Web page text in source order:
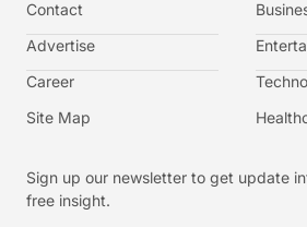
Contact
Advertise
Career
Site Map
Sign up our newsletter to get update
free insight.